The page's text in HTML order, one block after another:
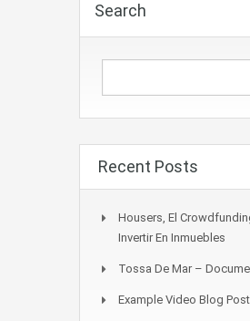
Search
Recent Posts
Housers, El
Invertir En Inmuebles
Tossa De Mar –
Example Video Blog Post